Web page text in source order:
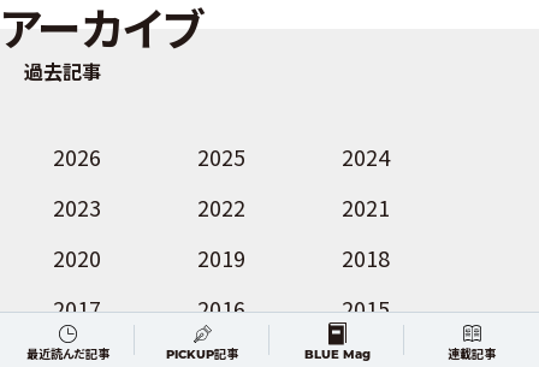
アーカイブ
過去記事
2026 2025
2024
2023
2022
2021
2020
2019
2018
2017
2016
2015
2014
2013 2012
最近読んだ記事 PICKUP記事 BLUE Mag 連載記事